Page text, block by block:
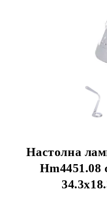
Настолна
Hm4451.08